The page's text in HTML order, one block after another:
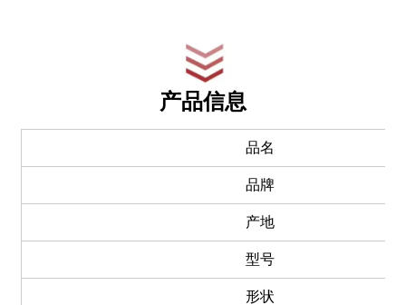
产品信息
品名
品牌
产地
型号
形状